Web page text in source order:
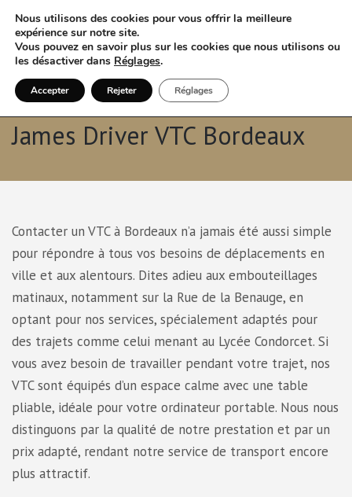
Confort et Praticité avec
James Driver VTC Bordeaux
Contacter un VTC à Bordeaux n’a jamais été aussi simple
pour répondre à tous vos besoins de déplacements en
ville et aux alentours. Dites adieu aux embouteillages
matinaux, notamment sur la Rue de la Benauge, en
optant pour nos services, spécialement adaptés pour
des trajets comme celui menant au Lycée Condorcet. Si
vous avez besoin de travailler pendant votre trajet, nos
VTC sont équipés d’un espace calme avec une table
pliable, idéale pour votre ordinateur portable. Nous nous
distinguons par la qualité de notre prestation et par un
prix adapté, rendant notre service de transport encore
plus attractif.
Nous utilisons des cookies pour vous offrir la meilleure
expérience sur notre site.
Vous pouvez en savoir plus sur les cookies que nous utilisons ou
les désactiver dans Réglages.
Accepter Rejeter Réglages